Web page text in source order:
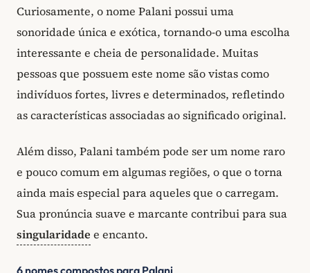
Curiosamente, o nome Palani possui uma
sonoridade única e exótica, tornando-o uma escolha
interessante e cheia de personalidade. Muitas
pessoas que possuem este nome são vistas como
indivíduos fortes, livres e determinados, refletindo
as características associadas ao significado original.
Além disso, Palani também pode ser um nome raro
e pouco comum em algumas regiões, o que o torna
ainda mais especial para aqueles que o carregam.
Sua pronúncia suave e marcante contribui para sua
singularidade e encanto.